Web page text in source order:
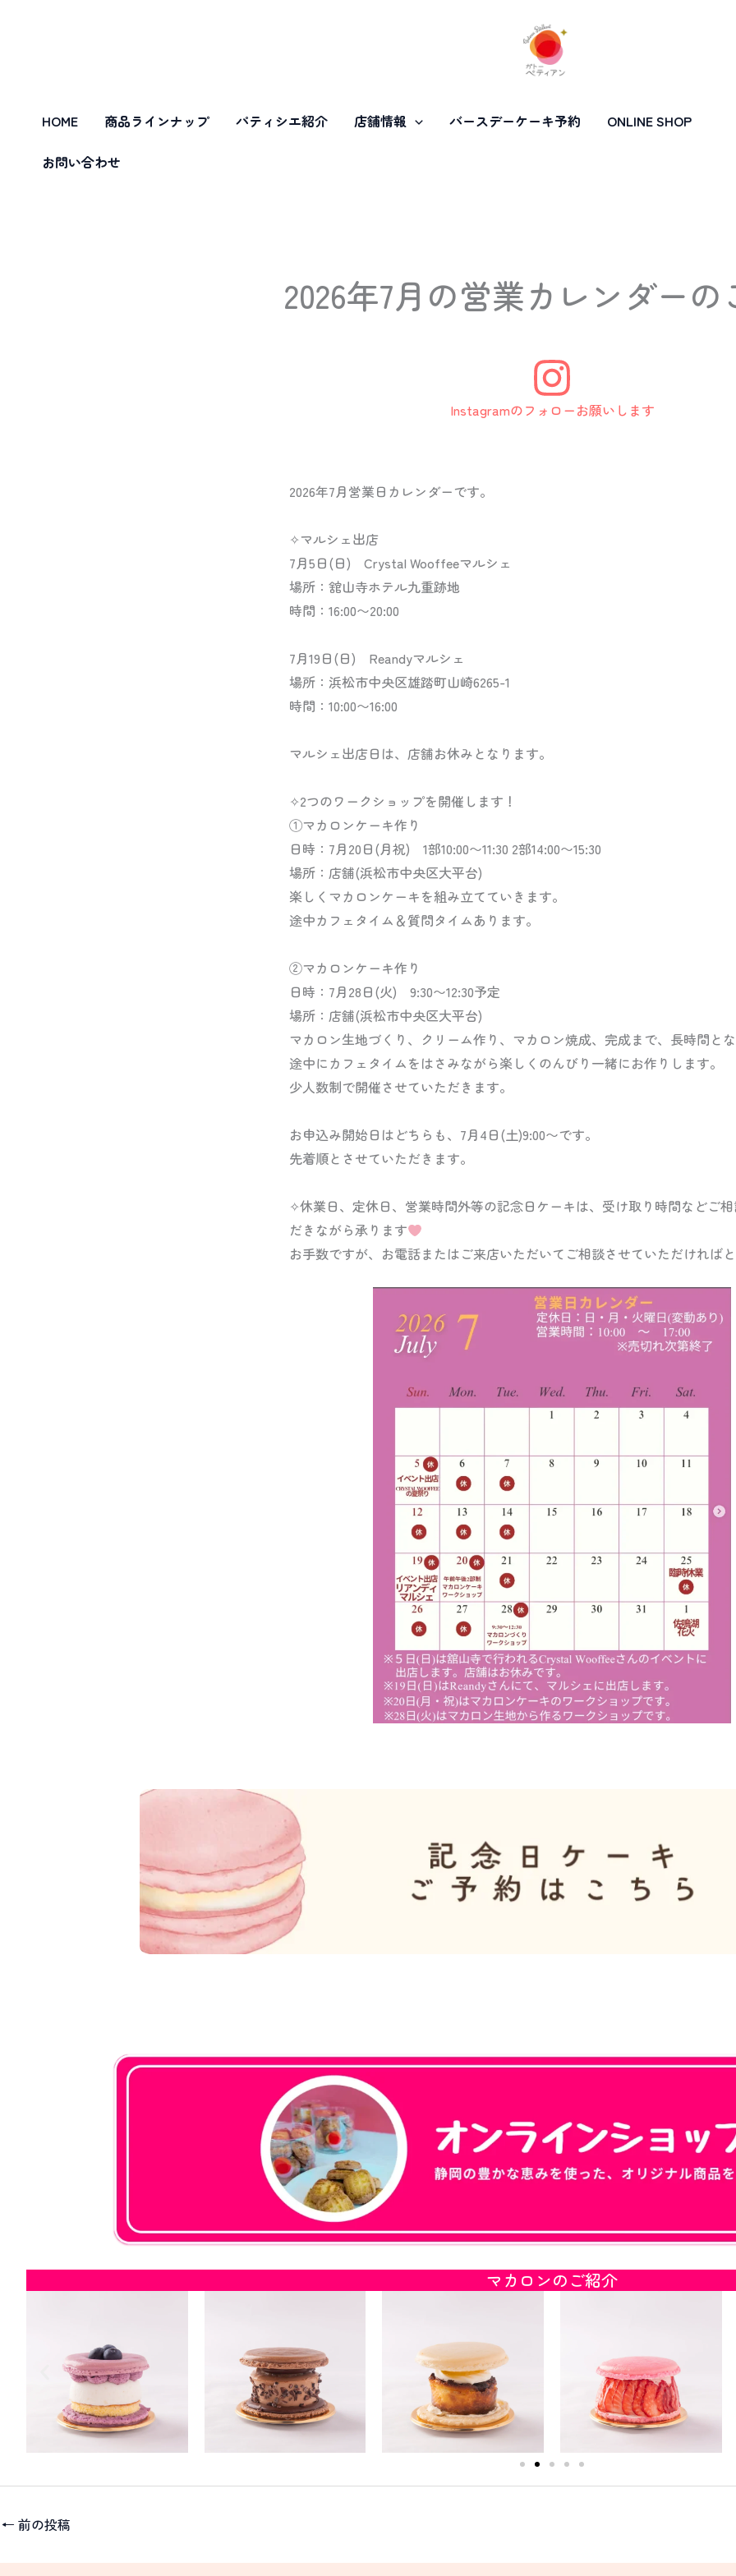
HOME 商品ラインナップ パティシエ紹介 店舗情報 バースデーケーキ予約 ONLINE SHOP
お問い合わせ
2026年7月の営業カレンダーの
Instagramのフォローお願いします
2026年7月営業日カレンダーです。
✧マルシェ出店
7月5日(日) Crystal Wooffeeマルシェ
場所：舘山寺ホテル九重跡地
時間：16:00〜20:00
7月19日(日) Reandyマルシェ
場所：浜松市中央区雄踏町山崎6265-1
時間：10:00〜16:00
マルシェ出店日は、店舗お休みとなります。
✧2つのワークショップを開催します！
①マカロンケーキ作り
日時：7月20日(月祝) 1部10:00〜11:30 2部14:00〜15:30
場所：店舗(浜松市中央区大平台)
楽しくマカロンケーキを組み立てていきます。
途中カフェタイム＆質問タイムあります。
②マカロンケーキ作り
日時：7月28日(火) 9:30〜12:30予定
場所：店舗(浜松市中央区大平台)
マカロン生地づくり、クリーム作り、マカロン焼成、完成まで、長時間と
途中にカフェタイムをはさみながら楽しくのんびり一緒にお作りします。
少人数制で開催させていただきます。
お申込み開始日はどちらも、7月4日(土)9:00〜です。
先着順とさせていただきます。
✧休業日、定休日、営業時間外等の記念日ケーキは、受け取り時間などご
だきながら承ります
お手数ですが、お電話またはご来店いただいてご相談させていただければ
マカロンのご紹介
← 前の投稿